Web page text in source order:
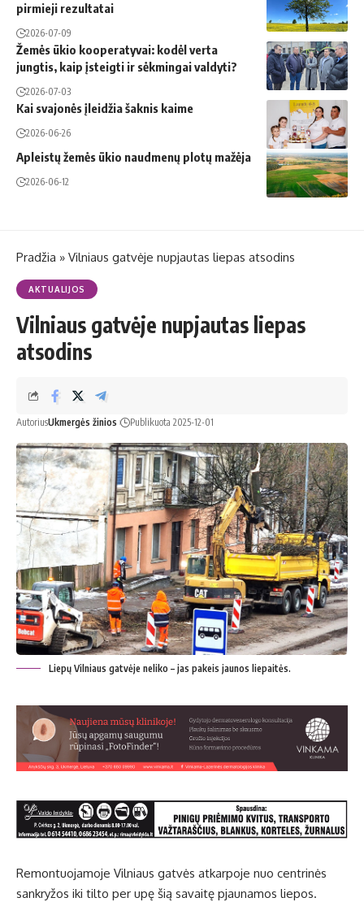
pirmieji rezultatai
2026-07-09
Žemės ūkio kooperatyvai: kodėl verta
jungtis, kaip įsteigti ir sėkmingai valdyti?
2026-07-03
Kai svajonės įleidžia šaknis kaime
2026-06-26
Apleistų žemės ūkio naudmenų plotų mažėja
2026-06-12
Pradžia » Vilniaus gatvėje nupjautas liepas atsodins
AKTUALIJOS
Vilniaus gatvėje nupjautas liepas
atsodins
AutoriusUkmergės žinios Publikuota 2025-12-01
Liepų Vilniaus gatvėje neliko – jas pakeis jaunos liepaitės.
Remontuojamoje Vilniaus gatvės atkarpoje nuo centrinės
sankryžos iki tilto per upę šią savaitę pjaunamos liepos.